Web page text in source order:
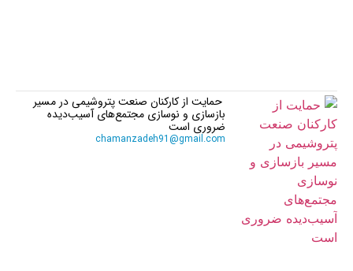
حمایت از کارکنان صنعت پتروشیمی در مسیر
بازسازی و نوسازی مجتمع‌های آسیب‌دیده
ضروری است
chamanzadeh91@gmail.com